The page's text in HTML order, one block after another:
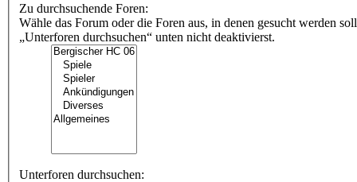
Zu durchsuchende Foren:
Wähle das Forum oder die Foren aus, in denen gesucht werden
„Unterforen durchsuchen“ unten nicht deaktivierst.
Unterforen durchsuchen: